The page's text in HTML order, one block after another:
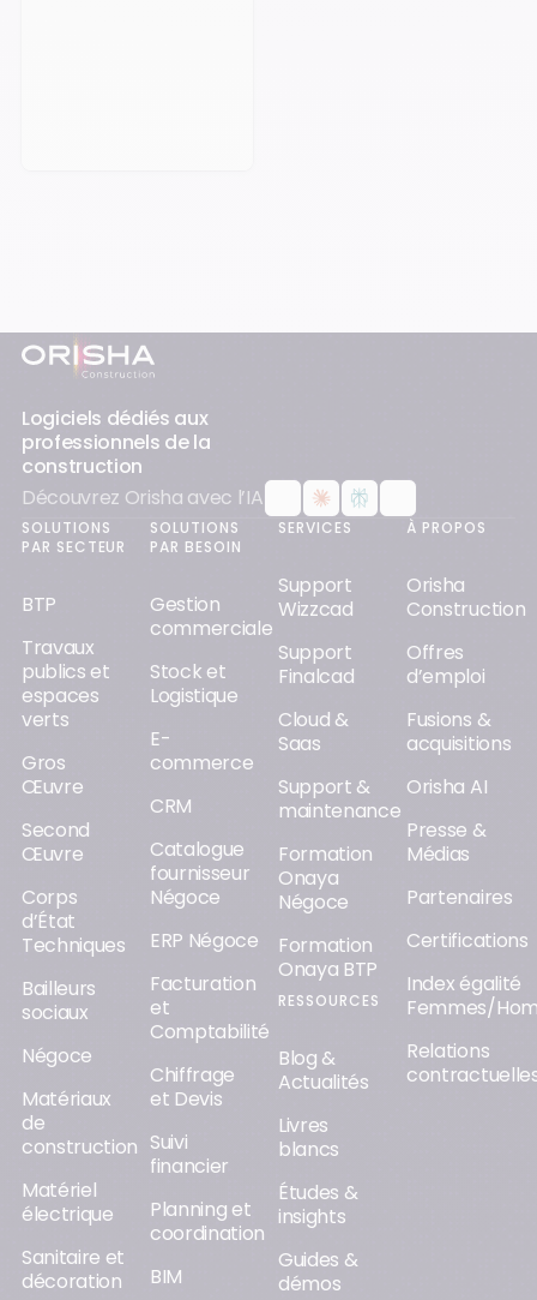
Pied-de-page
Logiciels dédiés aux
professionnels de la
construction
Découvrez Orisha avec l’IA
SOLUTIONS
PAR SECTEUR
BTP
Travaux
publics et
espaces
verts
Gros
Œuvre
Second
Œuvre
Corps
d’État
Techniques
Bailleurs
sociaux
Négoce
Matériaux
de
construction
Matériel
électrique
Sanitaire et
décoration
SOLUTIONS
PAR BESOIN
Gestion
commerciale
Stock et
Logistique
E-
commerce
CRM
Catalogue
fournisseur
Négoce
ERP Négoce
Facturation
et
Comptabilité
Chiffrage
et Devis
Suivi
financier
Planning et
coordination
BIM
SERVICES
Support
Wizzcad
Support
Finalcad
Cloud &
Saas
Support &
maintenance
Formation
Onaya
Négoce
Formation
Onaya BTP
RESSOURCES
Blog &
Actualités
Livres
blancs
Études &
insights
Guides &
démos
À PROPOS
Orisha
Construction
Offres
d’emploi
Fusions &
acquisitions
Orisha AI
Presse &
Médias
Partenaires
Certifications
Index égalité
Femmes/
Relations